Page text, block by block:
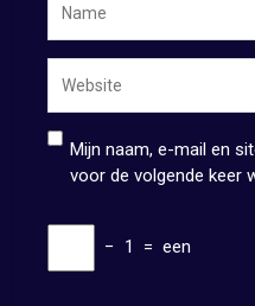
Mijn naam, e-mail en
voor de volgende keer
− 1 = een